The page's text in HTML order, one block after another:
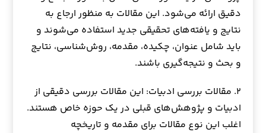
دقیق ارائه می‌شود. این مقالات به منظور ارجاع به
نتایج و یافته‌های تحقیقی جدید استفاده می‌شوند و
باید شامل عنوان، چکیده، مقدمه، روش‌شناسی، نتایج
و بحث و نتیجه‌گیری باشند.
۲. مقالات بررسی ادبیات: این مقالات بررسی دقیقی از
ادبیات و پژوهش‌های قبلی در یک حوزه خاص هستند.
اغلب این نوع مقالات برای مقدمه و تاریخچه